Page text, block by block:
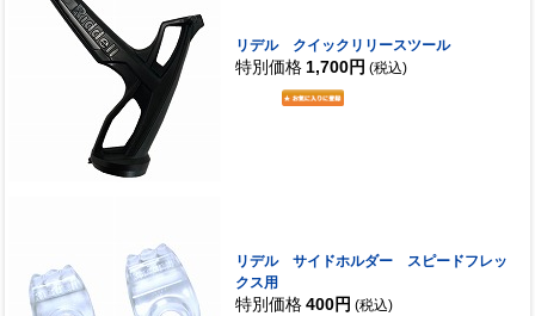
リデル クイックリリースツール
特別価格 1,700円 (税込)
リデル サイドホルダー スピードフレッ
クス用
特別価格 400円 (税込)